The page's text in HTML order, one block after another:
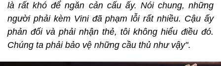
là rất khó để ngăn cản cấu ấy. Nói chung, những
người phải kèm Vini đã phạm lỗi rất nhiều. Cậu ấy
phản đối và phải nhận thẻ, tôi không hiểu điều đó.
Chúng ta phải bảo vệ những cầu thủ như vậy".